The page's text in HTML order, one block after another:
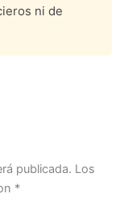
ni de
publicada. Los
*